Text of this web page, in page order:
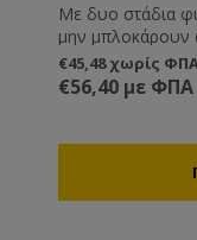
Με δυο στάδια
μην μπλοκάρουν
εξοπλισμένα με
να ταιριάζουν
€45,48 χωρίς
€56,40 με ΦΠΑ